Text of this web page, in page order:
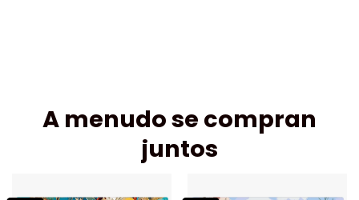
A menudo se compran
juntos